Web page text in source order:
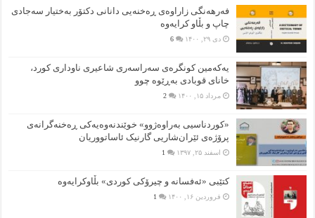
فەرهەنگی زاراوەی ڕەخنەیی دانانی دکتۆر بەختیار سەجادی
چاپ و بڵاو کرایەوە
دی ۲۹, ۱۴۰۰ 6
یەکەمین کونگرەی سەراسەری شاعیری‌ ناوداری کورد،
خانای قوبادی بەڕێوە چوو
مرداد ۱۵, ۱۴۰۰ 2
«کوردناسیی بەراوەژوو» خوێندنەوەیەکی ڕەخنەگرانەی
پرۆژەی ئێران‌شاریی گارنیک ئاساتووریان
اسفند ۲۵, ۱۳۹۷ 1
کتێبی «ئەفسانە و چیرۆکی کوردی» بڵاوکرایەوە
فروردین ۱۶, ۱۴۰۰ 1